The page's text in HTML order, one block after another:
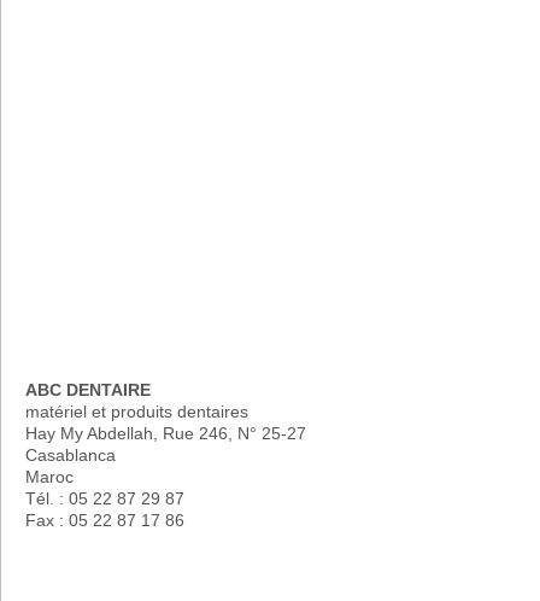
ABC DENTAIRE
matériel et produits dentaires
Hay My Abdellah, Rue 246, N° 25-27
Casablanca
Maroc
Tél. : 05 22 87 29 87
Fax : 05 22 87 17 86